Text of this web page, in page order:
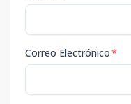
Correo Electrónico*